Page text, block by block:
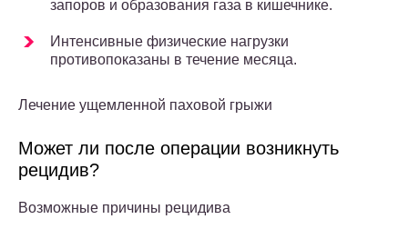
запоров и образования газа в кишечнике.
Интенсивные физические нагрузки
противопоказаны в течение месяца.
Лечение ущемленной паховой грыжи
Может ли после операции возникнуть
рецидив?
Возможные причины рецидива